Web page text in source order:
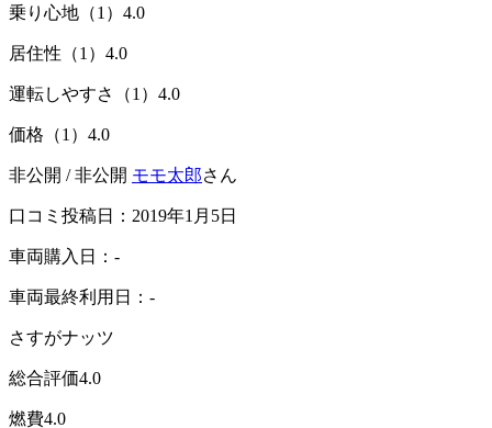
乗り心地（1） 4.0
居住性（1） 4.0
運転しやすさ（1） 4.0
価格（1） 4.0
非公開 / 非公開 モモ太郎さん
口コミ投稿日：2019年1月5日
車両購入日：-
車両最終利用日：-
さすがナッツ
総合評価4.0
燃費4.0